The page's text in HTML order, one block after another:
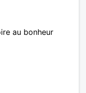
au bonheur